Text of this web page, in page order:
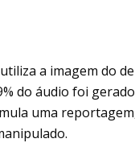
a imagem do
do áudio foi
uma